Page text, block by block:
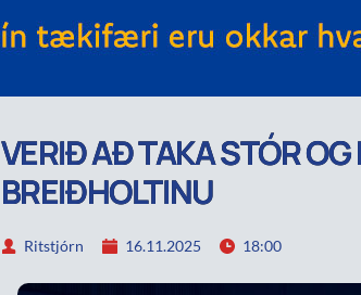
VERIÐ AÐ TAKA STÓR
BREIÐHOLTINU
Ritstjórn 16.11.2025 18:00